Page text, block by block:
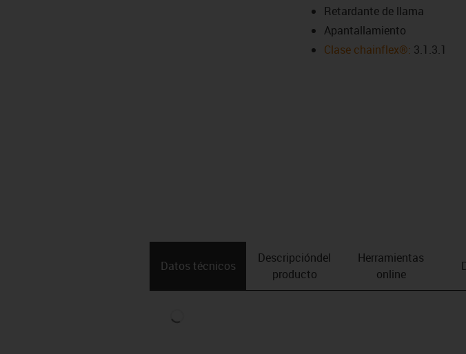
Retardante de llama
Apantallamiento
Clase chainflex®: 3.1.3.1
Datos técnicos
Descripción­del
producto
Herramientas
online